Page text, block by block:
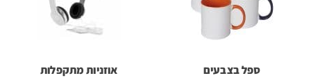
ספל בצבעים אוזניות מתקפלות